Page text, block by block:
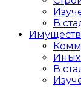
В
В